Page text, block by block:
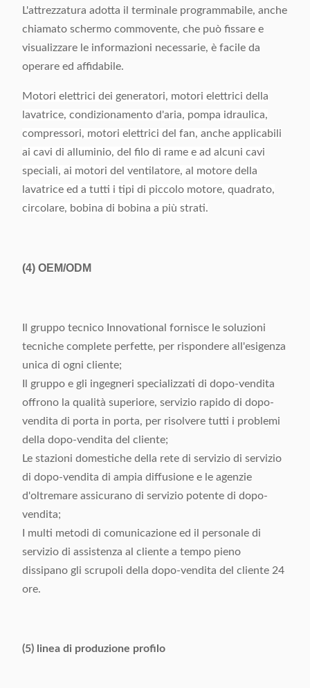
L'attrezzatura adotta il terminale programmabile, anche
chiamato schermo commovente, che può fissare e
visualizzare le informazioni necessarie, è facile da
operare ed affidabile.
Motori elettrici dei generatori, motori elettrici della
lavatrice, condizionamento d'aria, pompa idraulica,
compressori, motori elettrici del fan, anche applicabili
ai cavi di alluminio, del filo di rame e ad alcuni cavi
speciali, ai motori del ventilatore, al motore della
lavatrice ed a tutti i tipi di piccolo motore, quadrato,
circolare, bobina di bobina a più strati.
(4) OEM/ODM
Il gruppo tecnico Innovational fornisce le soluzioni
tecniche complete perfette, per rispondere all'esigenza
unica di ogni cliente;
Il gruppo e gli ingegneri specializzati di dopo-vendita
offrono la qualità superiore, servizio rapido di dopo-
vendita di porta in porta, per risolvere tutti i problemi
della dopo-vendita del cliente;
Le stazioni domestiche della rete di servizio di servizio
di dopo-vendita di ampia diffusione e le agenzie
d'oltremare assicurano di servizio potente di dopo-
vendita;
I multi metodi di comunicazione ed il personale di
servizio di assistenza al cliente a tempo pieno
dissipano gli scrupoli della dopo-vendita del cliente 24
ore.
(5) linea di produzione profilo